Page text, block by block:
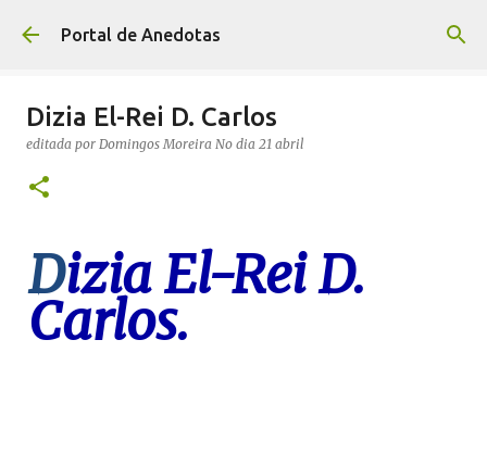
Avançar para o conteúdo principal
Portal de Anedotas
Dizia El-Rei D. Carlos
editada por Domingos Moreira No dia 21 abril
Dizia El-Rei D.
Carlos.